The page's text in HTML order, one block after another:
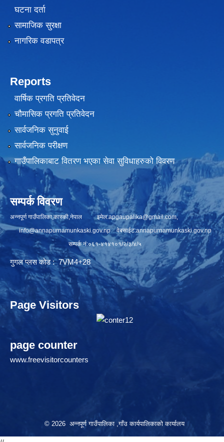
घटना दर्ता
सामाजिक सुरक्षा
नागरिक वडापत्र
Reports
वार्षिक प्रगति प्रतिवेदन
चौमासिक प्रगति प्रतिवेदन
सार्वजनिक सुनुवाई
सार्वजनिक परीक्षण
गाउँपालिकाबाट वितरण भएका सेवा सुविधाहरुको विवरण
सम्पर्क विवरण
अन्नपूर्ण गाउँपालिका,कास्की,नेपाल इमेल:apgaupalika@gmail.com,
info@annapurnamunkaski.gov.npवेबसाईट:annapurnamunkaski.gov.np
सम्पर्क नं:०६१-४१४१०१/२/३/४/५
गुगल प्लस कोड : 7VM4+28
Page Visitors
page counter
www.freevisitorcounters
© 2026 अन्नपूर्ण गाउँपालिका ,गाँउ कार्यपालिकाको कार्यालय